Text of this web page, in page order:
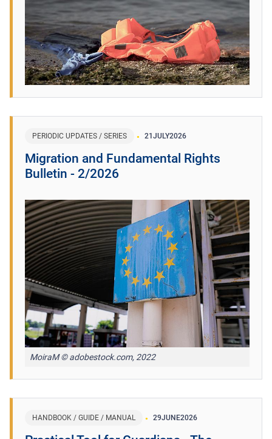
PERIODIC UPDATES / SERIES 21JULY2026
Migration and Fundamental Rights
Bulletin - 2/2026
MoiraM © adobestock.com, 2022
HANDBOOK / GUIDE / MANUAL 29JUNE2026